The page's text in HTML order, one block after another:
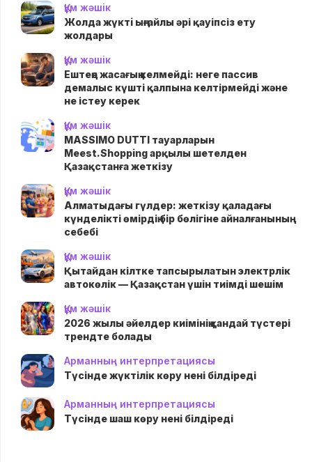
Құм жәшік
Жолда жүктi ыңғайлы әрі қауіпсіз ету
жолдары
Құм жәшік
Ештеңе жасағың келмейді: неге пассив
демалыс күшті қалпына келтірмейді және
не істеу керек
Құм жәшік
MASSIMO DUTTI тауарларын
Meest.Shopping арқылы шетелден
Қазақстанға жеткізу
Құм жәшік
Алматыдағы гүлдер: жеткізу қаладағы
күнделікті өмірдің бір бөлігіне айналғанының
себебі
Құм жәшік
Қытайдан кілтке тапсырылатын электрлік
автокөлік — Қазақстан үшін тиімді шешім
Құм жәшік
2026 жылы әйелдер киімінің қандай түстері
трендте болады
Арманның интерпретациясы
Түсінде жүктілік көру нені білдіреді
Арманның интерпретациясы
Түсінде шаш көру нені білдіреді